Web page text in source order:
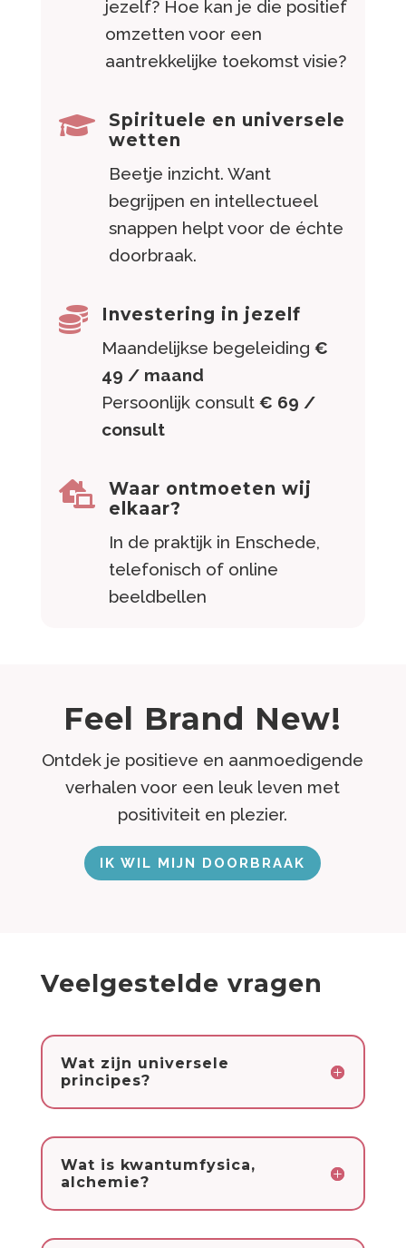
jezelf? Hoe kan je die positief
omzetten voor een
aantrekkelijke toekomst visie?

Spirituele en universele
wetten
Beetje inzicht. Want
begrijpen en intellectueel
snappen helpt voor de échte
doorbraak.
 Investering in jezelf
Maandelijkse begeleiding €
49 / maand
Persoonlijk consult € 69 /
consult

Waar ontmoeten wij
elkaar?
In de praktijk in Enschede,
telefonisch of online
beeldbellen
Feel Brand New!
Ontdek je positieve en aanmoedigende
verhalen voor een leuk leven met
positiviteit en plezier.
IK WIL MIJN DOORBRAAK
Veelgestelde vragen
Wat zijn universele
principes?
Wat is kwantumfysica,
alchemie?